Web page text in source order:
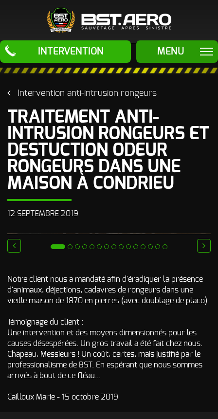
INTERVENTION MENU
ÉLIMINATION
- Mazout -
Gasoil et
Hydrocarbures
Odeur d'Urine
de chats (pipi
de chats)
Odeur de
Cadavre
morts - Odeur
Rongeurs
d'Humidité
Odeur de
Renfermé
Restauration -
Odeur de
Friture, de
Gras
NUISIBLES
Traitement
Anti-Rongeurs
Traitement
Anti-Insectes
SAUVETAGES
APRÈS SINISTRES
LE PROCEDE
FAQ
NOUS ?
CONTACT
Intervention anti-intrusion rongeurs
TRAITEMENT ANTI-
INTRUSION RONGEURS ET
DESTUCTION ODEUR
RONGEURS DANS UNE
MAISON À CONDRIEU
12 SEPTEMBRE 2019
Notre client nous a mandaté afin d'éradiquer la présence
d'animaux, déjections, cadavres de rongeurs dans une
vieille maison de 1870 en pierres (avec doublage de placo)
Témoignage du client :
Une intervention et des moyens dimensionnés pour les
causes désespérées. Un gros travail a été fait chez nous.
Chapeau, Messieurs ! Un coût, certes, mais justifié par le
professionalisme de BST. En espérant que nous sommes
arrivés à bout de ce fléau...
Cailloux Marie - 15 octobre 2019